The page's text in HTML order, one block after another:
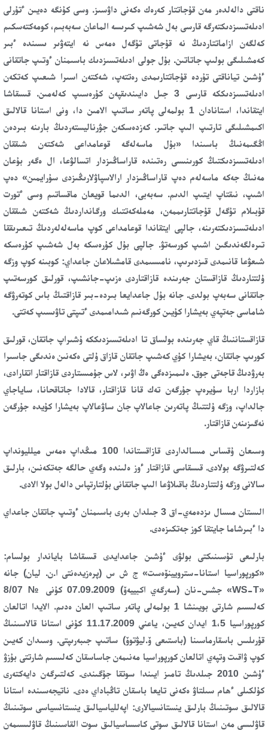
ناقتى دالەلدەر مەن قۇجاتتار كەرەك ەكەنى داۋسىز. وسى كۇنگە دەيىن ءتۇرلى
ادىلەتسىزدىكتەرگە قارسى بەل شەشىپ كىرىسە الماعان سەبەبىم، كومەكتەسكىم
كەلگەن ازاماتتاردىڭ نە قۇجاتى تۇگەل ەمەس نە ايتەۋىر ىسىندە ءبىر
كەمشىلىگى بولىپ جاتاتىن. بۇل جولى ادىلەتسىزدىك باسىمنان ءوتىپ جاتقانى
ءۇشىن تياناقتى تۇردە قۇجاتتارىمدى رەتتەپ، شەكتەن اسىرا شىعىپ كەتكەن
ادىلەتسىزدىككە قارسى 3 جىل دايىندىقپەن كۇرەسىپ كەلەمىن. قىسقاشا
ايتقاندا، استانادان 1 بولمەلى پاتەر ساتىپ الامىن دا، ونى استانا قالالىق
اكىمشىلىگى تارتىپ الىپ جاتىر. كەزدەسكەن جۋرناليستەردىڭ بارىنە بىردەن
اڭگىمەنىڭ باسىندا «بۇل ماسەلەگە قوعامداعى شەكتەن شىققان
ادىلەتسىزدىكتىڭ كورىنىسى رەتىندە قاراساڭىزدار اتسالۋعا، ال ەگەر بۇعان
مەنىڭ جەكە ماسەلەم دەپ قاراساڭىزدار ارالاسپاۋلارىڭىزدى سۇرايمىن» دەپ
اشىپ، نىقتاپ ايتىپ الدىم. سەبەبى، الدىما قويعان ماقساتىم وسى ءتورت
قۇبىلام تۇگەل قۇجاتتارىممەن، مەملەكەتتىك ورگانداردىڭ شەكتەن شىققان
ادىلەتسىزدىكتەرىنە، جالپى ايتقاندا قوعامداعى كوپ ماسەلەلەردىڭ تىعىرىققا
تىرەلگەندىگىن اشىپ كورسەتۋ. جالپى بۇل كۇرەسكە بەل شەشىپ كۇرەسكە
شىعۋعا قانىمدى قىزدىرىپ، نامىسىمدى قامشىلاعان جاعداي: كوبىنە كوپ وزگە
ۇلتتاردىڭ قازاقستان جەرىندە قازاقتاردى ەزىپ-جانشىپ، قورلىق كورسەتىپ
جاتقانى سەبەپ بولدى. جانە بۇل جاعدايعا بىردە-بىر قازاقتىڭ باس كوتەرۋگە
شاماسى جەتپەي بەيشارا كۇيىن كورگەنىم شىدامىمدى ءتىپتى تاۋىسىپ كەتتى.
قازاقستاننىڭ قاي جەرىندە بولساق تا ادىلەتسىزدىككە ۇشىراپ جاتقان، قورلىق
كورىپ جاتقان، بەيشارا كۇي كەشىپ جاتقان قازاق ۇلتى ەكەنىن ەندىگى جاسىرا
بەرۋدىڭ قاجەتى جوق. ەلىمىزدەگى ەڭ اۋىر، لاس جۇمىستاردى قازاقتار اتقارادى،
بازاردا اربا سۇيرەپ جۇرگەن تەك قانا قازاقتار، قالادا جاتاقحانا، ساياجاي
جالداپ، وزگە ۇلتتىڭ پاتەرىن جاعالاپ جان ساۋعالاپ بەيشارا كۇيدە جۇرگەن
نەگىزىنەن قازاقتار.
وسىعان ۇقساس مىسالداردى قازاقستاندا 100 مىڭداپ ەمەس ميلليونداپ
كەلتىرۋگە بولادى. قىسقاسى قازاقتار ءوز ەلىندە وگەي حالگە جەتكەنىن، بارلىق
سالانى وزگە ۇلتتاردىڭ باقىلاۋعا الىپ جاتقانى بۇلتارتپاس دالەل بولا الادى.
الىستان مىسال ىزدەمەي-اق 3 جىلدان بەرى باسىمنان ءوتىپ جاتقان جاعداي
دا ءبىرشاما جايتقا كوز جەتكىزەدى.
بارلىعى تۇسىنىكتى بولۋى ءۇشىن جاعدايدى قىسقاشا باياندار بولسام:
«كورپوراسيا استانا-سترويينۆەست» ج ش س (پرەزيدەنتى ا.ن. ليان) جانە
«WS-T» جشس-نان (سەرگەي اكبييەۆ) 07.09.2009 كۇنى № 8/07
كەلىسىم شارتى بويىنشا 1 بولمەلى پاتەر ساتىپ العان ەدىم. الايدا اتالعان
كورپوراسيا 1،5 ايدان كەيىن، ياعني 11.17.2009 كۇنى استانا قالاسىنىڭ
قۇرىلىس باسقارماسىنا (باستىعى ۆ.ليۋتوۆ) ساتىپ جىبەرىپتى. وسىدان كەيىن
كوپ ۋاقىت وتپەي اتالعان كورپوراسيا مەنىمەن جاساسقان كەلىسىم شارتتى بۇزۋ
ءۇشىن 2010 جىلدىڭ تامىز ايىندا سوتقا جۇگىندى. كەلتىرگەن دايەكتەرى
كۇلكىلى ءھام سىلتاۋ ەكەنى تايعا باسقان تاڭباداي ەدى. ناتيجەسىندە استانا
قالالىق سوتىنىڭ بارلىق ينستانسيالارى: اپەللياسيالىق ينستانسياسى سوتىنىڭ
قاۋلىسى مەن استانا قالالىق سوتى كاسساسيالىق سوت القاسىنىڭ قاۋلىسىمەن